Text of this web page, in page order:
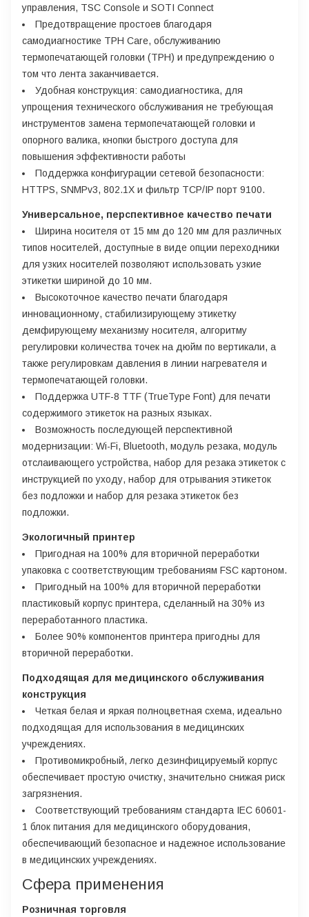
управления, TSC Console и SOTI Connect
Предотвращение простоев благодаря
самодиагностике TPH Care, обслуживанию
термопечатающей головки (TPH) и предупреждению о
том что лента заканчивается.
Удобная конструкция: самодиагностика, для
упрощения технического обслуживания не требующая
инструментов замена термопечатающей головки и
опорного валика, кнопки быстрого доступа для
повышения эффективности работы
Поддержка конфигурации сетевой безопасности:
HTTPS, SNMPv3, 802.1X и фильтр TCP/IP порт 9100.
Универсальное, перспективное качество печати
Ширина носителя от 15 мм до 120 мм для различных
типов носителей, доступные в виде опции переходники
для узких носителей позволяют использовать узкие
этикетки шириной до 10 мм.
Высокоточное качество печати благодаря
инновационному, стабилизирующему этикетку
демфирующему механизму носителя, алгоритму
регулировки количества точек на дюйм по вертикали, а
также регулировкам давления в линии нагревателя и
термопечатающей головки.
Поддержка UTF-8 TTF (TrueType Font) для печати
содержимого этикеток на разных языках.
Возможность последующей перспективной
модернизации: Wi-Fi, Bluetooth, модуль резака, модуль
отслаивающего устройства, набор для резака этикеток с
инструкцией по уходу, набор для отрывания этикеток
без подложки и набор для резака этикеток без
подложки.
Экологичный принтер
Пригодная на 100% для вторичной переработки
упаковка с соответствующим требованиям FSC картоном.
Пригодный на 100% для вторичной переработки
пластиковый корпус принтера, сделанный на 30% из
переработанного пластика.
Более 90% компонентов принтера пригодны для
вторичной переработки.
Подходящая для медицинского обслуживания
конструкция
Четкая белая и яркая полноцветная схема, идеально
подходящая для использования в медицинских
учреждениях.
Противомикробный, легко дезинфицируемый корпус
обеспечивает простую очистку, значительно снижая риск
загрязнения.
Соответствующий требованиям стандарта IEC 60601-
1 блок питания для медицинского оборудования,
обеспечивающий безопасное и надежное использование
в медицинских учреждениях.
Сфера применения
Розничная торговля